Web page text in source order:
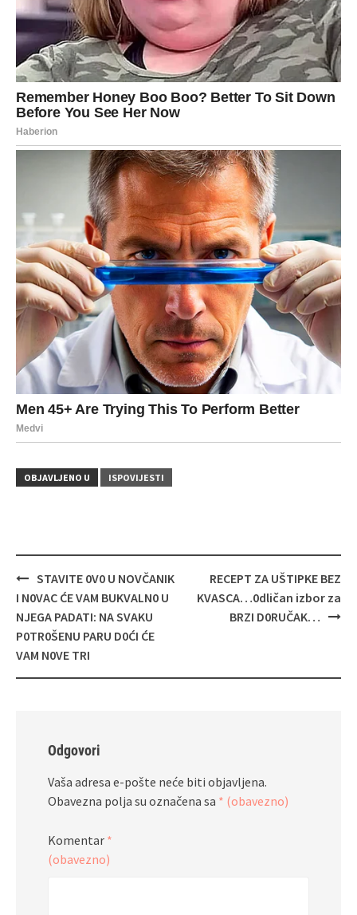
OBJAVLJENO U ISPOVIJESTI
Navigacija
objava
STAVITE 0V0 U NOVČANIK
I N0VAC ĆE VAM BUKVALN0 U
NJEGA PADATI: NA SVAKU
P0TR0ŠENU PARU D0ĆI ĆE
VAM N0VE TRI
RECEPT ZA UŠTIPKE BEZ
KVASCA…0dličan izbor za
BRZI D0RUČAK…
Odgovori
Vaša adresa e-pošte neće biti objavljena.
Obavezna polja su označena sa * (obavezno)
Komentar *
(obavezno)